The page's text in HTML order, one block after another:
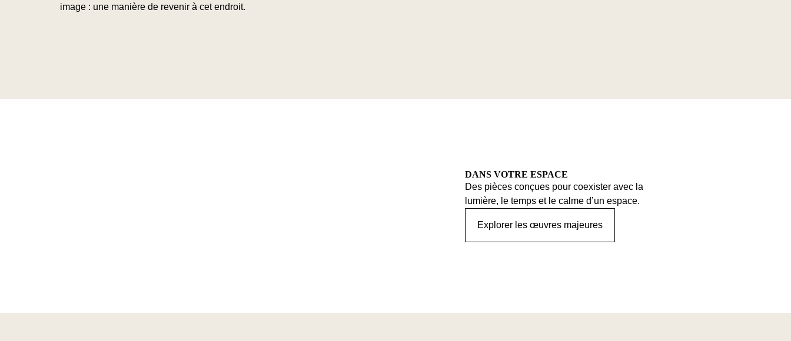
image : une manière de revenir à cet endroit.
DANS VOTRE ESPACE
Des pièces conçues pour coexister avec la
lumière, le temps et le calme d’un espace.
Explorer les œuvres majeures